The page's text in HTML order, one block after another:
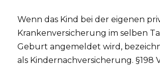
Wenn das Kind bei der eigenen
Krankenversicherung im selben
Geburt angemeldet wird,
als Kindernachversicherung. §198